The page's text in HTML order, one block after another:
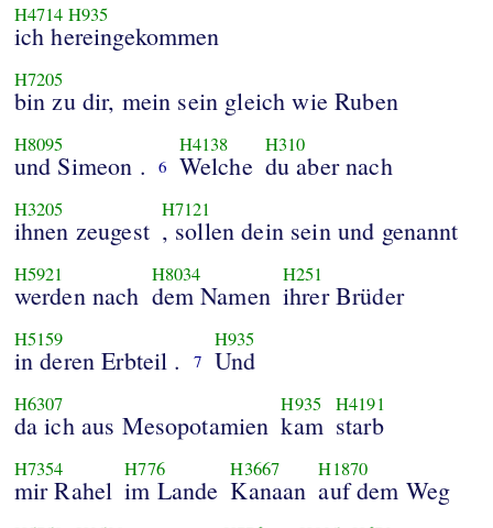
H4714 H935
ich hereingekommen
H7205
bin zu dir, mein sein gleich wie Ruben
H8095
und Simeon . 6
H4138
Welche
H310
du aber nach
H3205
ihnen zeugest
H7121
, sollen dein sein und genannt
H5921
werden nach
H8034
dem Namen
H251
ihrer Brüder
H5159
in deren Erbteil . 7
H935
Und
H6307
da ich aus Mesopotamien
H935
kam
H4191
starb
H7354
mir Rahel
H776
im Lande
H3667
Kanaan
H1870
auf dem Weg